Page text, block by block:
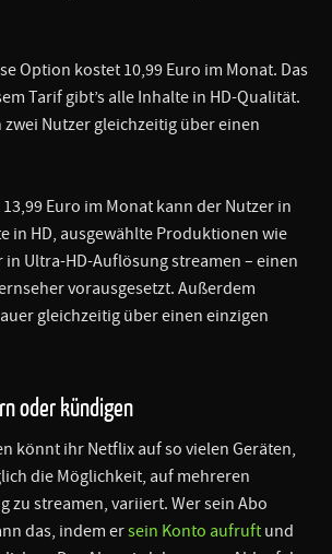
Option kostet 10,99 Euro im Monat. Das
Tarif gibt’s alle Inhalte in HD-Qualität.
Nutzer gleichzeitig über einen
Euro im Monat kann der Nutzer in
in HD, ausgewählte Produktionen wie
in Ultra-HD-Auflösung streamen – einen
vorausgesetzt. Außerdem
gleichzeitig über einen einzigen
oder kündigen
könnt ihr Netflix auf so vielen Geräten,
die Möglichkeit, auf mehreren
zu streamen, variiert. Wer sein Abo
das, indem ersein Konto aufruft und